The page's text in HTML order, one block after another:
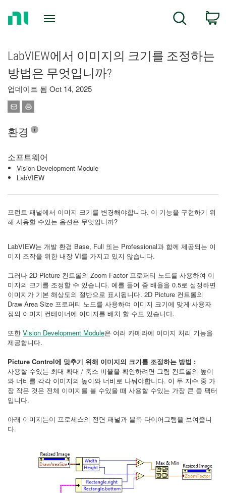
Search
LabVIEW에서 이미지의 크기를 조정하는
방법은 무엇입니까?
업데이트 됨 Oct 14, 2025
환경
소프트웨어
Vision Development Module
LabVIEW
프런트 패널에서 이미지 크기를 변경해야합니다. 이 기능을 구현하기 위
해 사용할 수있는 옵션은 무엇입니까?
LabVIEW는 개발 환경 Base, Full 또는 Professional과 함께 제공되는 이
미지 조작을 위한 내장 VI를 가지고 있지 않습니다.
그러나 2D Picture 컨트롤의 Zoom Factor 프로퍼티 노드를 사용하여 이
미지의 크기를 조정할 수 있습니다. 예를 들어 줌 배율을 0.5로 설정하면
이미지가 기본 해상도의 절반으로 표시됩니다. 2D Picture 컨트롤의
Draw Area Size 프로퍼티 노드를 사용하여 이미지 크기에 맞게 사용자
정의 이미지 컨테이너에 이미지를 배치 할 수도 있습니다.
또한 Vision Development Module은 여러 카메라에 이미지 처리 기능을
제공합니다.
Picture Control에 맞추기 위해 이미지의 크기를 조정하는 방법 :
사용할 수있는 최대 확대 / 축소 비율을 확인하려면 그림 컨트롤의 높이
와 너비를 각각 이미지의 높이와 너비로 나눠야합니다. 이 두 지수 중 가
장 작은 것은 전체 이미지를 볼 수있을 때 사용할 수있는 가장 큰 줌 팩터
입니다.
아래 이미지는이 프로세스의 전면 패널과 블록 다이어그램을 보여줍니
다.